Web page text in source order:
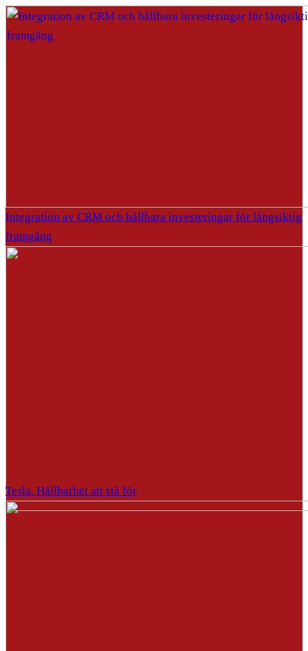
Integration av CRM och hållbara investeringar för långsiktig
framgång
Tesla, Hållbarhet att stå för